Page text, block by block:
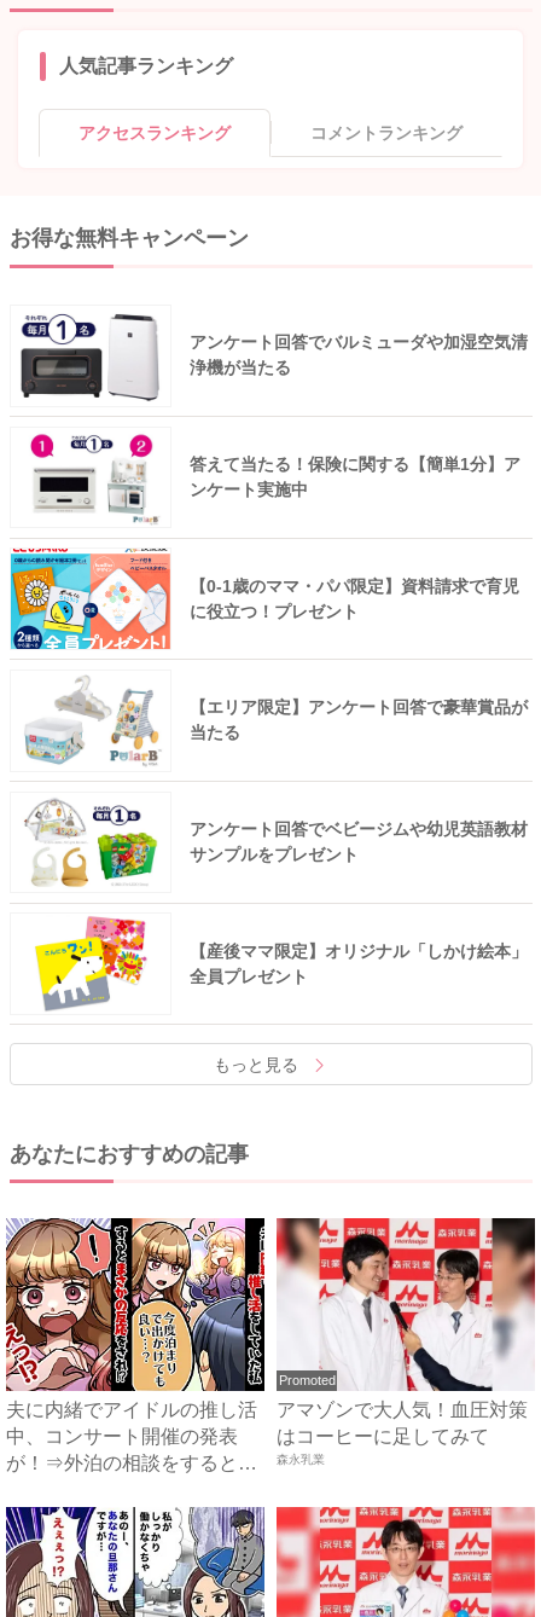
人気記事ランキング
アクセスランキング コメントランキング
お得な無料キャンペーン
アンケート回答でバルミューダや加湿空気清
浄機が当たる
答えて当たる！保険に関する【簡単1分】ア
ンケート実施中
【0-1歳のママ・パパ限定】資料請求で育児
に役立つ！プレゼント
【エリア限定】アンケート回答で豪華賞品が
当たる
アンケート回答でベビージムや幼児英語教材
サンプルをプレゼント
【産後ママ限定】オリジナル「しかけ絵本」
全員プレゼント
もっと見る
あなたにおすすめの記事
夫に内緒でアイドルの推し活
中、コンサート開催の発表
が！⇒外泊の相談をするとま
Promoted
アマゾンで大人気！血圧対策
はコーヒーに足してみて
森永乳業